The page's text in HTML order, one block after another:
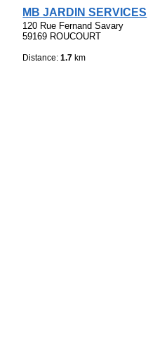
MB JARDIN SERVICES
120 Rue Fernand Savary
59169 ROUCOURT
Distance:1.7 km